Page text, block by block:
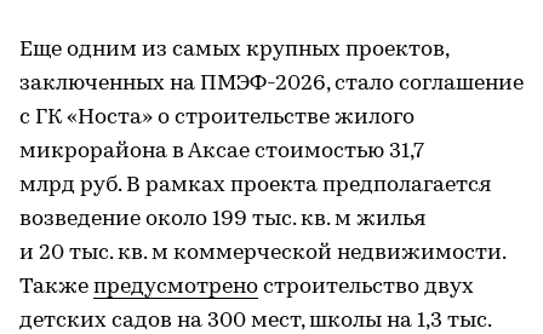
Еще одним из самых крупных проектов,
заключенных на ПМЭФ-2026, стало соглашение
с ГК «Носта» о строительстве жилого
микрорайона в Аксае стоимостью 31,7
млрд руб. В рамках проекта предполагается
возведение около 199 тыс. кв. м жилья
и 20 тыс. кв. м коммерческой недвижимости.
Также предусмотрено строительство двух
детских садов на 300 мест, школы на 1,3 тыс.